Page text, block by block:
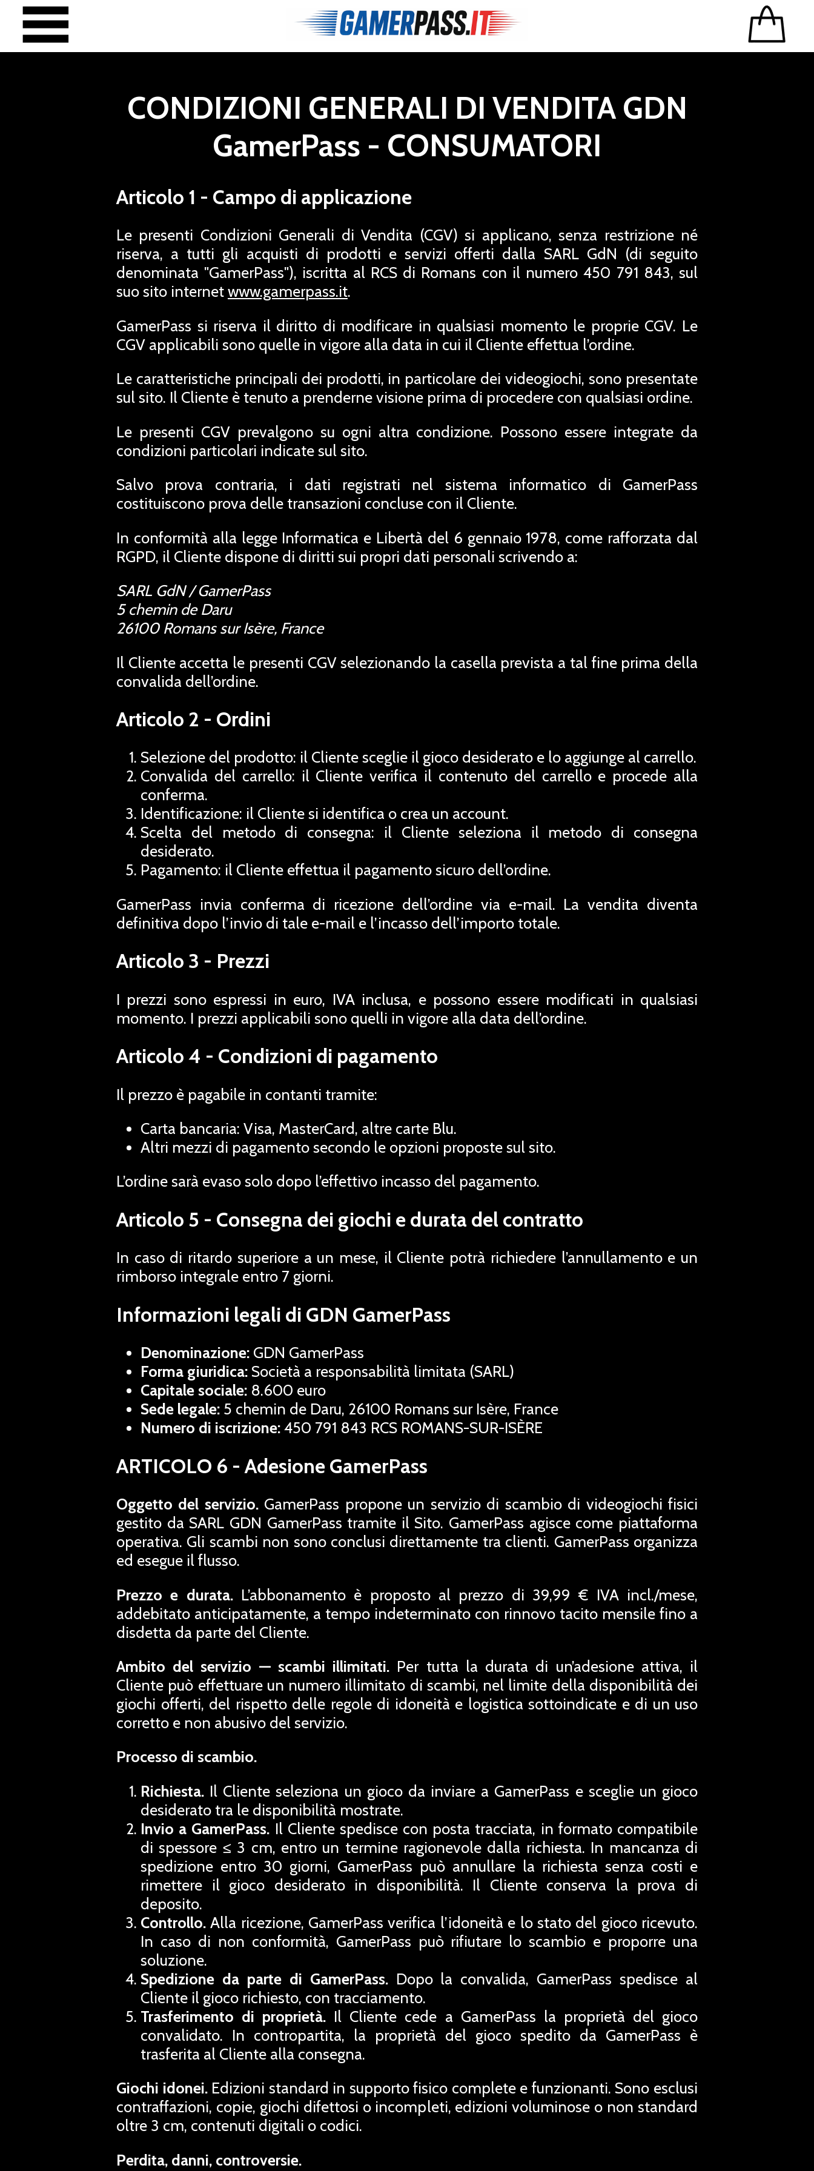
CONDIZIONI GENERALI DI VENDITA GDN
GamerPass - CONSUMATORI
Articolo 1 - Campo di applicazione
Le presenti Condizioni Generali di Vendita (CGV) si applicano, senza restrizione né
riserva, a tutti gli acquisti di prodotti e servizi offerti dalla SARL GdN (di seguito
denominata "GamerPass"), iscritta al RCS di Romans con il numero 450 791 843, sul
suo sito internetwww.gamerpass.it.
GamerPass si riserva il diritto di modificare in qualsiasi momento le proprie CGV. Le
CGV applicabili sono quelle in vigore alla data in cui il Cliente effettua l’ordine.
Le caratteristiche principali dei prodotti, in particolare dei videogiochi, sono presentate
sul sito. Il Cliente è tenuto a prenderne visione prima di procedere con qualsiasi ordine.
Le presenti CGV prevalgono su ogni altra condizione. Possono essere integrate da
condizioni particolari indicate sul sito.
Salvo prova contraria, i dati registrati nel sistema informatico di GamerPass
costituiscono prova delle transazioni concluse con il Cliente.
In conformità alla legge Informatica e Libertà del 6 gennaio 1978, come rafforzata dal
RGPD, il Cliente dispone di diritti sui propri dati personali scrivendo a:
SARL GdN / GamerPass
5 chemin de Daru
26100 Romans sur Isère, France
Il Cliente accetta le presenti CGV selezionando la casella prevista a tal fine prima della
convalida dell’ordine.
Articolo 2 - Ordini
Selezione del prodotto: il Cliente sceglie il gioco desiderato e lo aggiunge al carrello.
Convalida del carrello: il Cliente verifica il contenuto del carrello e procede alla
conferma.
Identificazione: il Cliente si identifica o crea un account.
Scelta del metodo di consegna: il Cliente seleziona il metodo di consegna
desiderato.
Pagamento: il Cliente effettua il pagamento sicuro dell’ordine.
GamerPass invia conferma di ricezione dell’ordine via e-mail. La vendita diventa
definitiva dopo l’invio di tale e-mail e l’incasso dell’importo totale.
Articolo 3 - Prezzi
I prezzi sono espressi in euro, IVA inclusa, e possono essere modificati in qualsiasi
momento. I prezzi applicabili sono quelli in vigore alla data dell’ordine.
Articolo 4 - Condizioni di pagamento
Il prezzo è pagabile in contanti tramite:
Carta bancaria: Visa, MasterCard, altre carte Blu.
Altri mezzi di pagamento secondo le opzioni proposte sul sito.
L’ordine sarà evaso solo dopo l’effettivo incasso del pagamento.
Articolo 5 - Consegna dei giochi e durata del contratto
In caso di ritardo superiore a un mese, il Cliente potrà richiedere l’annullamento e un
rimborso integrale entro 7 giorni.
Informazioni legali di GDN GamerPass
Denominazione: GDN GamerPass
Forma giuridica: Società a responsabilità limitata (SARL)
Capitale sociale: 8.600 euro
Sede legale: 5 chemin de Daru, 26100 Romans sur Isère, France
Numero di iscrizione:450 791 843 RCS ROMANS-SUR-ISÈRE
ARTICOLO 6 - Adesione GamerPass
Oggetto del servizio.GamerPass propone un servizio di scambio di videogiochi fisici
gestito da SARL GDN GamerPass tramite il Sito. GamerPass agisce come piattaforma
operativa. Gli scambi non sono conclusi direttamente tra clienti. GamerPass organizza
ed esegue il flusso.
Prezzo e durata.L’abbonamento è proposto al prezzo di 39,99 € IVA incl./mese,
addebitato anticipatamente, a tempo indeterminato con rinnovo tacito mensile fino a
disdetta da parte del Cliente.
Ambito del servizio — scambi illimitati. Per tutta la durata di un’adesione attiva, il
Cliente può effettuare un numero illimitato di scambi, nel limite della disponibilità dei
giochi offerti, del rispetto delle regole di idoneità e logistica sottoindicate e di un uso
corretto e non abusivo del servizio.
Processo di scambio.
Richiesta. Il Cliente seleziona un gioco da inviare a GamerPass e sceglie un gioco
desiderato tra le disponibilità mostrate.
Invio a GamerPass. Il Cliente spedisce con posta tracciata, in formato compatibile
di spessore ≤ 3 cm, entro un termine ragionevole dalla richiesta. In mancanza di
spedizione entro 30 giorni, GamerPass può annullare la richiesta senza costi e
rimettere il gioco desiderato in disponibilità. Il Cliente conserva la prova di
deposito.
Controllo. Alla ricezione, GamerPass verifica l’idoneità e lo stato del gioco ricevuto.
In caso di non conformità, GamerPass può rifiutare lo scambio e proporre una
soluzione.
Spedizione da parte di GamerPass.Dopo la convalida, GamerPass spedisce al
Cliente il gioco richiesto, con tracciamento.
Trasferimento di proprietà. Il Cliente cede a GamerPass la proprietà del gioco
convalidato. In contropartita, la proprietà del gioco spedito da GamerPass è
trasferita al Cliente alla consegna.
Giochi idonei.Edizioni standard in supporto fisico complete e funzionanti. Sono esclusi
contraffazioni, copie, giochi difettosi o incompleti, edizioni voluminose o non standard
oltre 3 cm, contenuti digitali o codici.
Perdita, danni, controversie.